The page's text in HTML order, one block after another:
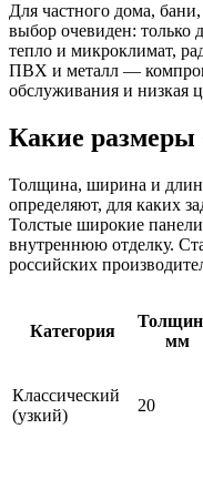
Для частного дома,
выбор очевиден: только
тепло и микроклимат,
ПВХ и металл —
обслуживания и низкая
Какие размеры
Толщина, ширина и
определяют, для каких
Толстые широкие
внутреннюю отделку.
российских
Категория
мм
Классический
(узкий)
20